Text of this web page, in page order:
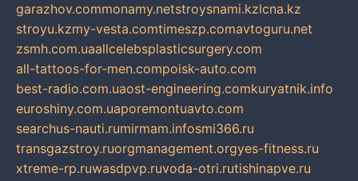
garazhov.commonamy.netstroysnami.kzlcna.kz
stroyu.kzmy-vesta.comtimeszp.comavtoguru.net
zsmh.com.uaallcelebsplasticsurgery.com
all-tattoos-for-men.compoisk-auto.com
best-radio.com.uaost-engineering.comkuryatnik.info
euroshiny.com.uaporemontuavto.com
searchus-nauti.rumirmam.infosmi366.ru
transgazstroy.ruorgmanagement.orgyes-fitness.ru
xtreme-rp.ruwasdpvp.ruvoda-otri.rutishinapve.ru